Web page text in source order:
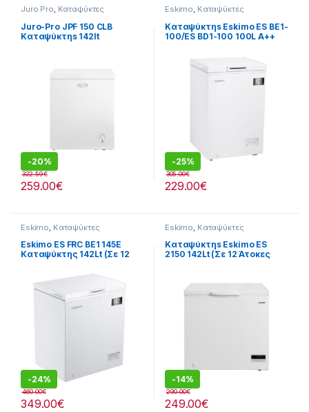
Juro Pro, Καταψύκτες
Juro-Pro JPF 150 CLB
Καταψύκτηs 142lt
-20%
259.00€
322.59€
Eskimo, Καταψύκτες
Καταψύκτηs Eskimo ES BE1-
100/ES BD1-100 100L A++
-25%
229.00€
305.00€
Eskimo Καταψύκτες
Eskimo ES FRC BE1 145E
Καταψύκτης 142Lt (Σε 12
-24%
349.00€
460.00€
Eskimo Καταψύκτες
Καταψύκτηs Eskimo ES
2150 142Lt (Σε 12 Άτοκες
-14%
249.00€
290.00€